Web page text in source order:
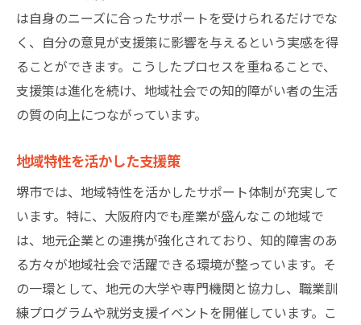
は自身のニーズに合ったサポートを受けられるだけでな
く、自分の意見が支援策に影響を与えるという実感を得
ることができます。こうしたプロセスを重ねることで、
支援策は進化を続け、地域社会での知的障がい者の生活
の質の向上につながっています。
地域特性を活かした支援策
堺市では、地域特性を活かしたサポート体制が充実して
います。特に、大阪府内でも産業が盛んなこの地域で
は、地元企業との連携が強化されており、知的障害のあ
る方々が地域社会で活躍できる環境が整っています。そ
の一環として、地元の大学や専門機関と協力し、職業訓
練プログラムや就労支援イベントを開催しています。こ